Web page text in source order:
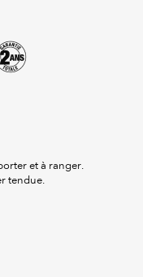
et à ranger.
tendue.